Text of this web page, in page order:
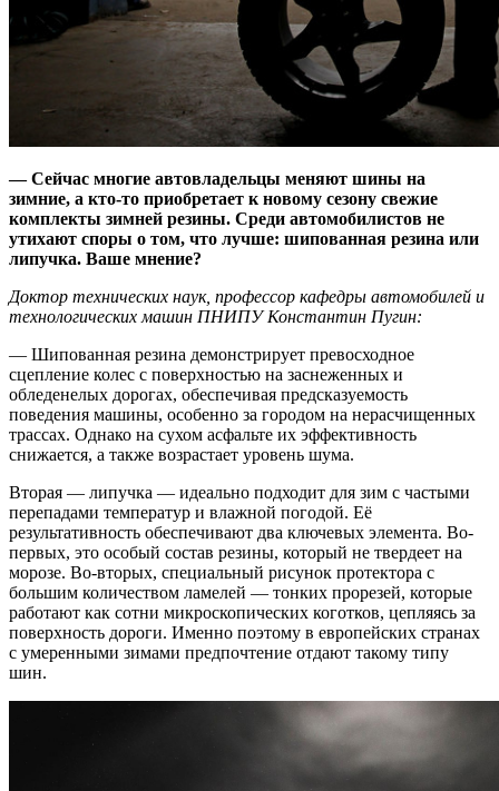
—Сейчас многие автовладельцы меняют шины на
зимние, а кто-то приобретает к новому сезону свежие
комплекты зимней резины. Среди автомобилистов не
утихают споры о том, что лучше: шипованная резина или
липучка. Ваше мнение?
Доктор технических наук, профессор кафедры автомобилей и
технологических машин ПНИПУ Константин Пугин:
— Шипованная резина демонстрирует превосходное
сцепление колес с поверхностью на заснеженных и
обледенелых дорогах, обеспечивая предсказуемость
поведения машины, особенно за городом на нерасчищенных
трассах. Однако на сухом асфальте их эффективность
снижается, а также возрастает уровень шума.
Вторая — липучка — идеально подходит для зим с частыми
перепадами температур и влажной погодой. Её
результативность обеспечивают два ключевых элемента. Во-
первых, это особый состав резины, который не твердеет на
морозе. Во-вторых, специальный рисунок протектора с
большим количеством ламелей — тонких прорезей, которые
работают как сотни микроскопических коготков, цепляясь за
поверхность дороги. Именно поэтому в европейских странах
с умеренными зимами предпочтение отдают такому типу
шин.